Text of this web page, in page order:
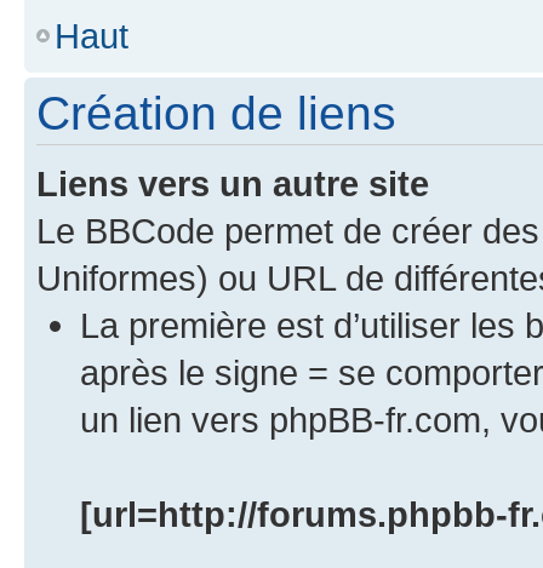
Haut
Création de liens
Liens vers un autre site
Le BBCode permet de créer
Uniformes) ou URL de
La première est d’utiliser les
après le signe = se
un lien vers phpBB-fr.com,
[url=http://forums.phpbb-